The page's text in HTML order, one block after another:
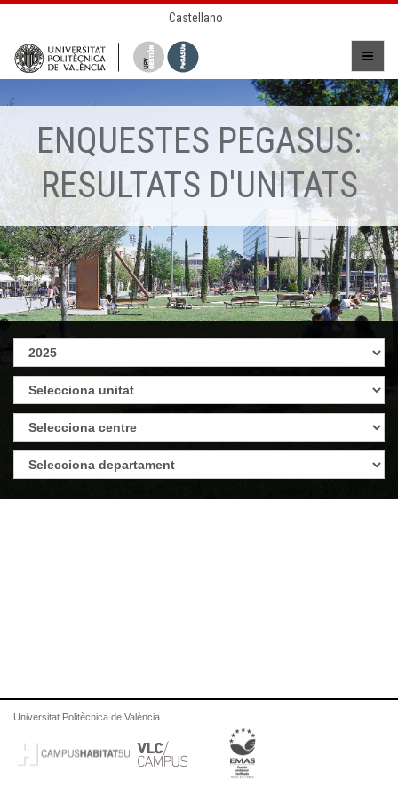
Castellano
ENQUESTES PEGASUS:
RESULTATS D'UNITATS
Universitat Politècnica de València